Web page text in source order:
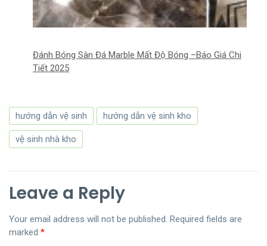
Đánh Bóng Sàn Đá Marble Mất Độ Bóng –Báo Giá Chi
Tiết 2025
hướng dẫn vệ sinh hướng dẫn vệ sinh kho
vệ sinh nhà kho
Leave a Reply
Your email address will not be published. Required fields are
marked *